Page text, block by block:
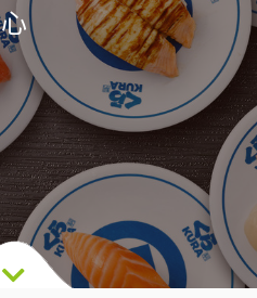
心